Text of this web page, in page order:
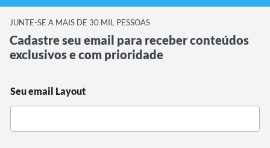
JUNTE-SE A MAIS DE 30 MIL PESSOAS
Cadastre seu email para receber conteúdos
exclusivos e com prioridade
Seu email Layout